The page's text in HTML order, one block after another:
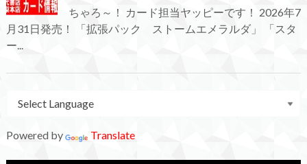
ちゃろ～！ カード担当ヤッピーです！ 2026年7
月31日発売！ 「拡張パック ストームエメラルダ」 「スタ
ー...
Powered by Translate